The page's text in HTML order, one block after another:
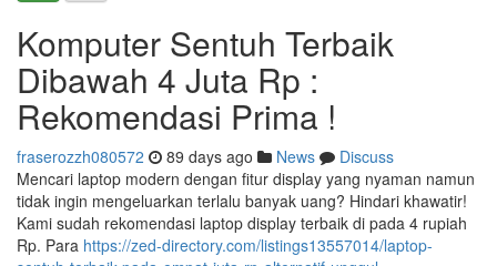
Komputer Sentuh Terbaik
Dibawah 4 Juta Rp :
Rekomendasi Prima !
fraserozzh080572 89 days ago News
Discuss
Mencari laptop modern dengan fitur display yang nyaman namun
tidak ingin mengeluarkan terlalu banyak uang? Hindari khawatir!
Kami sudah rekomendasi laptop display terbaik di pada 4 rupiah
Rp. Para https://zed-directory.com/listings13557014/laptop-